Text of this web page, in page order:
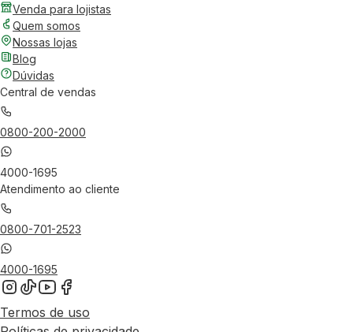
Venda para lojistas
Quem somos
Nossas lojas
Blog
Dúvidas
Central de vendas
0800-200-2000
4000-1695
Atendimento ao cliente
0800-701-2523
4000-1695
Termos de uso